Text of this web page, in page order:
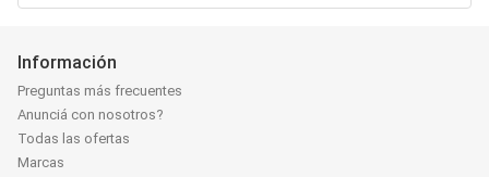
Información
Preguntas más frecuentes
Anunciá con nosotros?
Todas las ofertas
Marcas